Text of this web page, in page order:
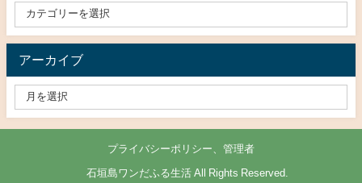
アーカイブ
プライバシーポリシー、管理者
© 石垣島ワンだふる生活 All Rights Reserved.